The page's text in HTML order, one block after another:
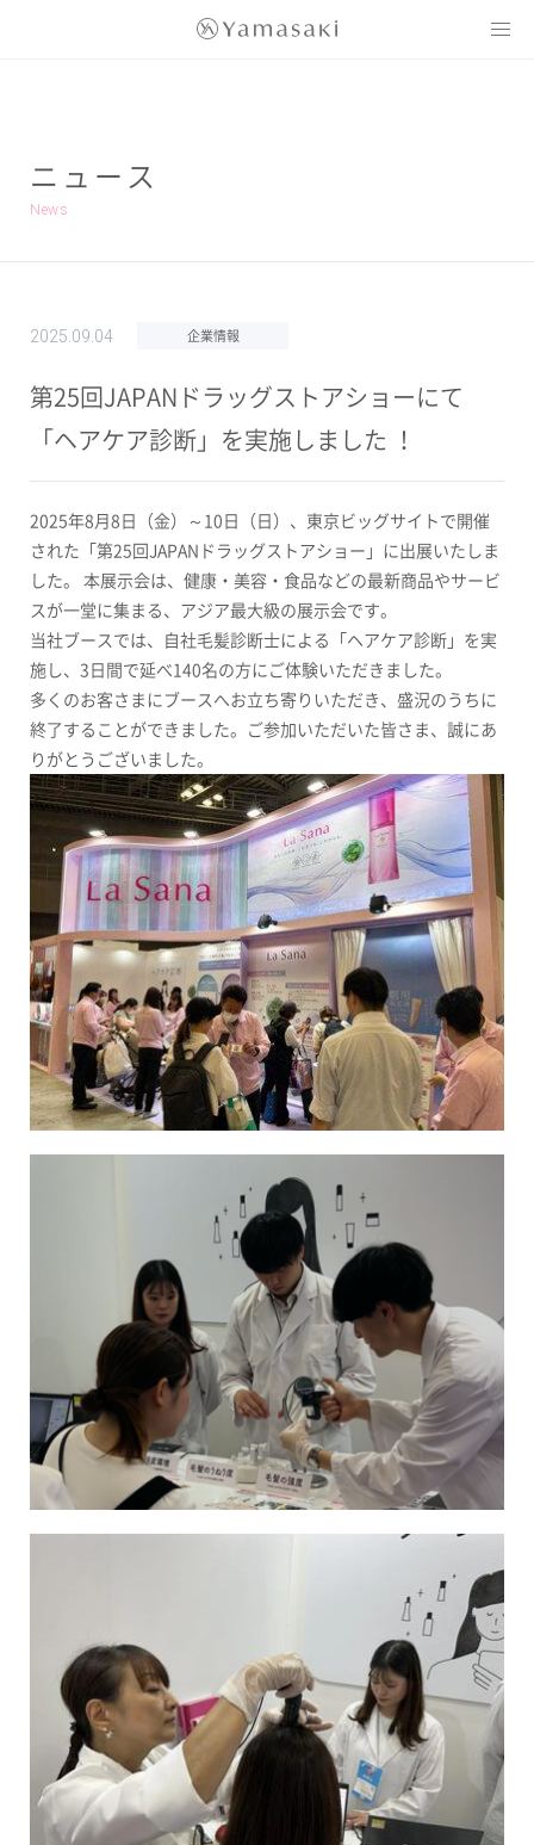
ニュース
News
2025.09.04 企業情報
第25回JAPANドラッグストアショーにて
「ヘアケア診断」を実施しました ！
2025年8月8日（金）～10日（日）、東京ビッグサイトで開催
された「第25回JAPANドラッグストアショー」 に出展いたしま
した。 本展示会は、健康・美容・食品などの最新商品やサービ
スが一堂に集まる、アジア最大級の展示会です。
当社ブースでは、自社毛髪診断士による 「ヘアケア診断」を実
施し、3日間で延べ140名の方にご体験いただきました。
多くのお客さまにブースへお立ち寄りいただき、盛況のうちに
終了することができました。 ご参加いただいた皆さま、 誠にあ
りがとうございました。